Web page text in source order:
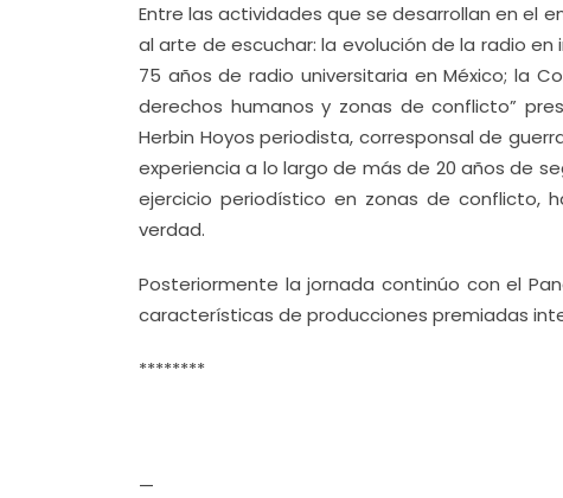
Entre las actividades que se desarrollan en el
al arte de escuchar: la evolución de la radio
75 años de radio universitaria en México; la
derechos humanos y zonas de conflicto”
Herbin Hoyos periodista, corresponsal de
experiencia a lo largo de más de 20 años de
ejercicio periodístico en zonas de conflicto,
verdad.
Posteriormente la jornada continúo con el
características de producciones premiadas
********
—